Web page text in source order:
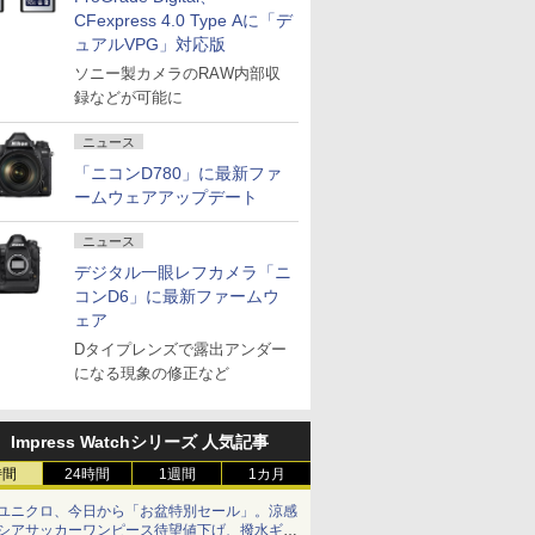
CFexpress 4.0 Type Aに「デ
ュアルVPG」対応版
ソニー製カメラのRAW内部収
録などが可能に
ニュース
「ニコンD780」に最新ファ
ームウェアアップデート
ニュース
デジタル一眼レフカメラ「ニ
コンD6」に最新ファームウ
ェア
Dタイプレンズで露出アンダー
になる現象の修正など
Impress Watchシリーズ 人気記事
24時間 1週間 1カ月
ニクロ、今日から「お盆特別セール」。涼感
アサッカーワンピース待望値下げ、撥水ギア